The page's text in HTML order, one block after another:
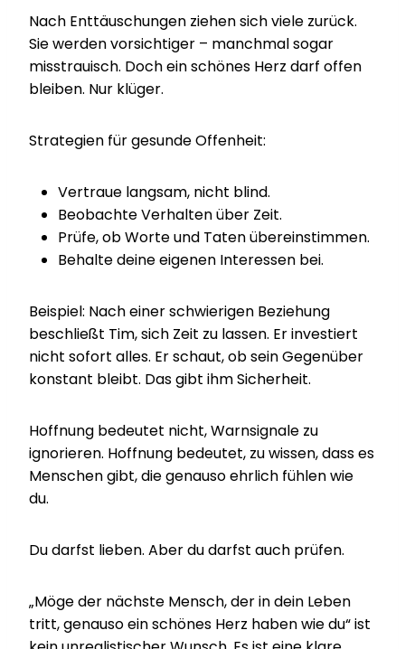
Nach Enttäuschungen ziehen sich viele zurück.
Sie werden vorsichtiger – manchmal sogar
misstrauisch. Doch ein schönes Herz darf offen
bleiben. Nur klüger.
Strategien für gesunde Offenheit:
Vertraue langsam, nicht blind.
Beobachte Verhalten über Zeit.
Prüfe, ob Worte und Taten übereinstimmen.
Behalte deine eigenen Interessen bei.
Beispiel: Nach einer schwierigen Beziehung
beschließt Tim, sich Zeit zu lassen. Er investiert
nicht sofort alles. Er schaut, ob sein Gegenüber
konstant bleibt. Das gibt ihm Sicherheit.
Hoffnung bedeutet nicht, Warnsignale zu
ignorieren. Hoffnung bedeutet, zu wissen, dass es
Menschen gibt, die genauso ehrlich fühlen wie
du.
Du darfst lieben. Aber du darfst auch prüfen.
„Möge der nächste Mensch, der in dein Leben
tritt, genauso ein schönes Herz haben wie du“ ist